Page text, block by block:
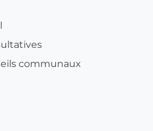
communaux